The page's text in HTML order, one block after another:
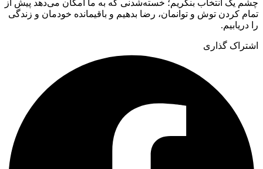
چشم یک انتخاب بنگریم؛ خسته‌شدنی که به ما امکان می‌دهد پیش از
تمام کردن توش و توانمان، رضا بدهیم و باقیمانده خودمان و زندگی
را دریابیم.
اشتراک گذاری